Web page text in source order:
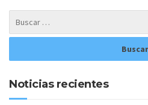
Noticias recientes